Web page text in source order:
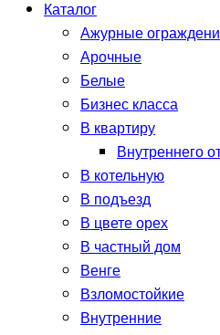
Каталог
Ажурные
Арочные
Белые
Бизнес класса
В квартиру
Внутреннего
В котельную
В подъезд
В цвете орех
В частный дом
Венге
Взломостойкие
Внутренние